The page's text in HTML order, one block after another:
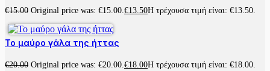
€15.00 Original price was: €15.00.€13.50Η τρέχουσα τιμή είναι: €13.50.
Το μαύρο γάλα της ήττας
€20.00 Original price was: €20.00.€18.00Η τρέχουσα τιμή είναι: €18.00.